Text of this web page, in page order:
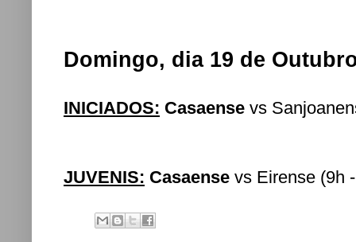
Domingo, dia 19 de
INICIADOS: Casaense vs
JUVENIS: Casaense vs Eirense (9h